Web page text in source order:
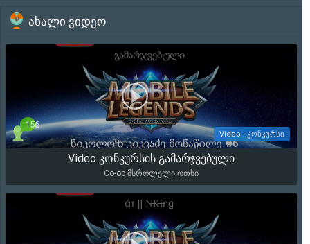
ახალი ვიდეო
156
17 421
Video - კონკურსი
Video კონკურსის გამარჯვებული
Co-op მსროლელი ოთხი